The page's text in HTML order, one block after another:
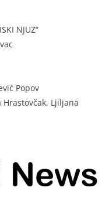
NJUZ“
Popov
Hrastovčak, Ljiljana